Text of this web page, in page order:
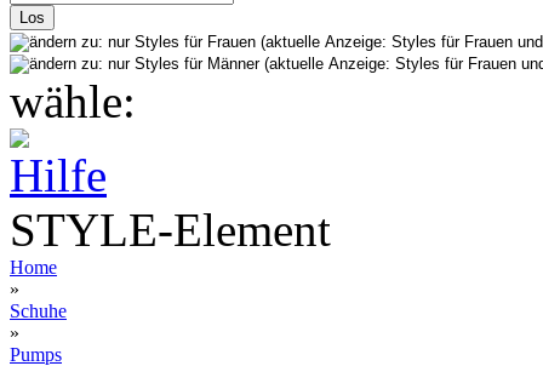
wähle:
STYLE-Element
Home
»
Schuhe
»
Pumps